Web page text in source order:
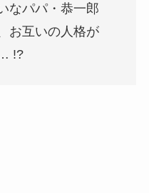
なパパ・恭一郎
お互いの人格が
!?